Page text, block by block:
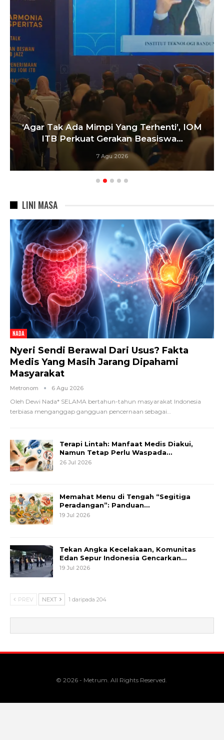
‘Agar Tak Ada Mimpi Yang Terhenti’, IOM
ITB Perkuat Gerakan Beasiswa…
7 Agu 2026
LINI MASA
NADA
Nyeri Sendi Berawal Dari Usus? Fakta
Medis Yang Masih Jarang Dipahami
Masyarakat
Metronom 6 Agu 2026
Oleh Dewi Nada* SELAMA bertahun-tahun masyarakat Indonesia
terbiasa menganggap gangguan pencernaan sebagai
Terapi Lintah: Manfaat Medis Diakui,
Namun Tetap Perlu Waspada…
26 Jul 2026
Memahat Menu di Tengah “Segitiga
Peradangan”: Panduan…
19 Jul 2026
Tekan Angka Kecelakaan, Komunitas
Edan Sepur Indonesia Gencarkan…
19 Jul 2026
PREV NEXT 1 daripada 204
© 2026 - Metrum. All Rights Reserved.